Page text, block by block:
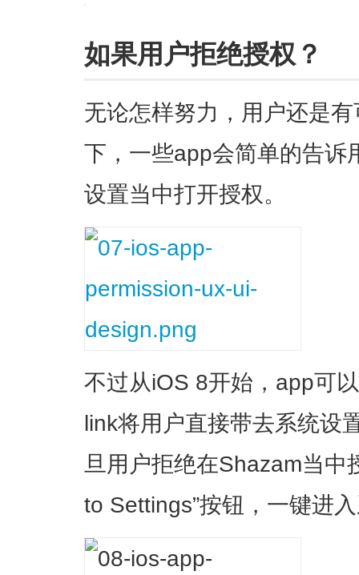
如果用户拒绝授权？
无论怎样努力，用户还是
下，一些app会简单的告诉
设置当中打开授权。
不过从iOS 8开始，app可
link将用户直接带去系统设
旦用户拒绝在Shazam当中
to Settings”按钮，一键进